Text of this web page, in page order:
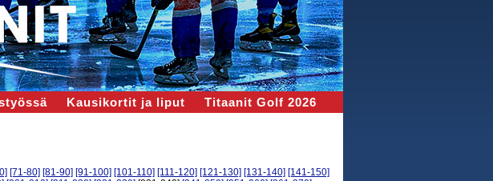
Kausikortit ja liput Titaanit Golf 2026
[71-80] [81-90] [91-100] [101-110] [111-120] [121-130] [131-140] [141-150]